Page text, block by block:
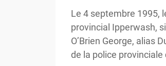
Le 4 septembre 1995,
provincial Ipperwash,
O’Brien George, alias
de la police provinciale